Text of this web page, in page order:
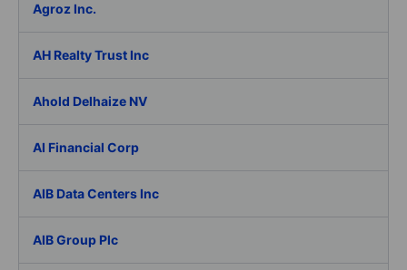
Agroz Inc.
AH Realty Trust Inc
Ahold Delhaize NV
AI Financial Corp
AIB Data Centers Inc
AIB Group Plc